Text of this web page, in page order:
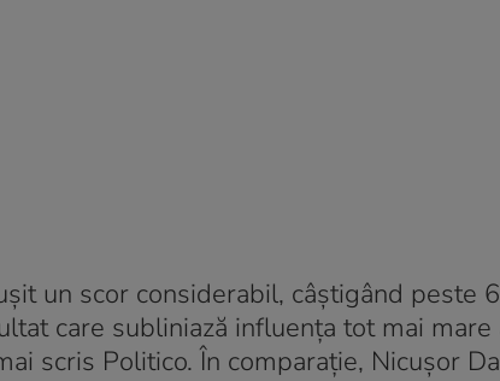
un scor considerabil, câștigând peste
care subliniază influența tot mai
scris Politico. În comparație, Nicușor